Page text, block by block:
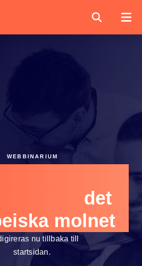
WEBBINARIUM
det
molnet
nu tillbaka till
startsidan.